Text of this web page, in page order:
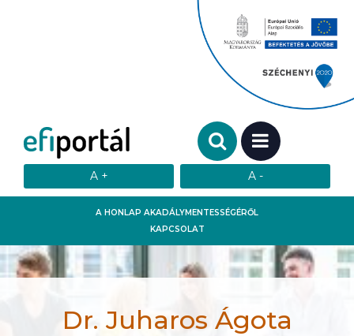
A HONLAP AKADÁLYMENTESSÉGÉRŐL
KAPCSOLAT
Keresendő szó:
MENÜ
Dr. Juharos Ágota